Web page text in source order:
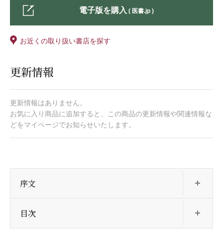
電子版を購入 ( 医書.jp )
お近くの取り扱い書店を探す
更新情報
更新情報はありません。
お気に入り商品に追加すると、この商品の更新情報や関連情報な
どをマイページでお知らせいたします。
序文
目次